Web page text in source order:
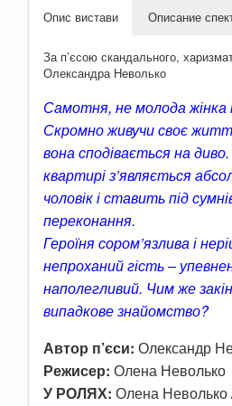
Опис вистави Описание
За п’єсою скандального,
Олександра Неволько
Самотня, не молода жінка
Скромно живучи своє
вона сподівається на
квартирі з’являється
чоловік і ставить під
переконання.
Героїня сором’язлива і
непроханий гість –
наполегливий. Чим же
випадкове знайомство?
Автор п’єси: Олександр
Режисер: Олена Неволько
У РОЛЯХ: Олена Неволько